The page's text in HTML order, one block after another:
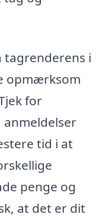
tagrenderens i
opmærksom
for
tid i at
penge og
at det er dit